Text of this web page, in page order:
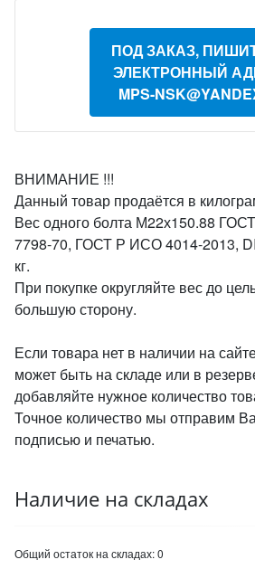
ПОД ЗАКАЗ,
ЭЛЕКТРОННЫЙ
MPS-
ВНИМАНИЕ !!!
Данный товар продаётся в
Вес одного болта М22х150.88
7798-70, ГОСТ Р ИСО 4014-2013,
кг.
При покупке округляйте вес до
большую сторону.
Если товара нет в наличии на
может быть на складе или в
добавляйте нужное количество
Точное количество мы отправим
подписью и печатью.
Наличие на складах
Общий остаток на складах:0